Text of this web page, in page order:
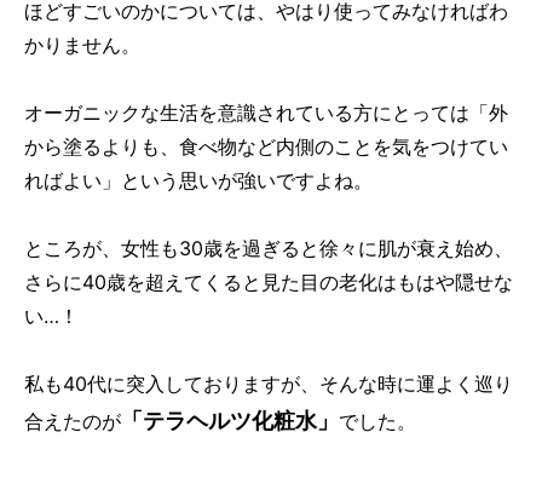
ほどすごいのかについては、やはり使ってみなければわ
かりません。
オーガニックな生活を意識されている方にとっては「外
から塗るよりも、食べ物など内側のことを気をつけてい
ればよい」という思いが強いですよね。
ところが、女性も30歳を過ぎると徐々に肌が衰え始め、
さらに40歳を超えてくると見た目の老化はもはや隠せな
い…！
私も40代に突入しておりますが、そんな時に運よく巡り
合えたのが 「テラヘルツ化粧水」 でした。